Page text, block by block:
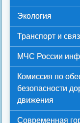
Экология
Транспорт и
МЧС России
Комиссия по
безопасности
движения
Современная